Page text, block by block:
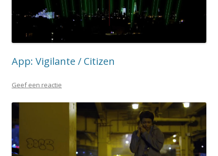
App: Vigilante / Citizen
Geef een reactie